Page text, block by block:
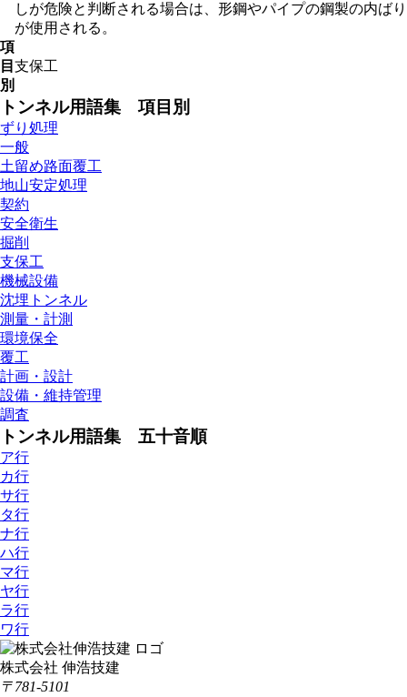
しが危険と判断される場合は、形鋼やパイプの鋼製の内ばり
が使用される。
項
目
別
支保工
トンネル用語集 項目別
ずり処理
一般
土留め路面覆工
地山安定処理
契約
安全衛生
掘削
支保工
機械設備
沈埋トンネル
測量・計測
環境保全
覆工
計画・設計
設備・維持管理
調査
トンネル用語集 五十音順
ア行
カ行
サ行
タ行
ナ行
ハ行
マ行
ヤ行
ラ行
ワ行
株式会社 伸浩技建
〒781-5101